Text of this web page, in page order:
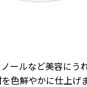
ールなど美容にう
色鮮やかに仕上げ